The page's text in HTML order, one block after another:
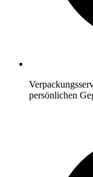
persönlichen